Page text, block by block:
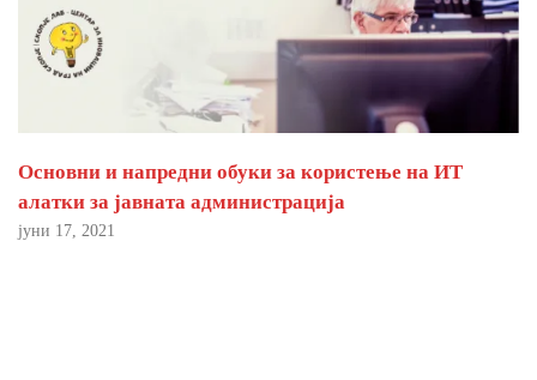
Основни и напредни обуки за користење на ИТ
алатки за јавната администрација
јуни 17, 2021